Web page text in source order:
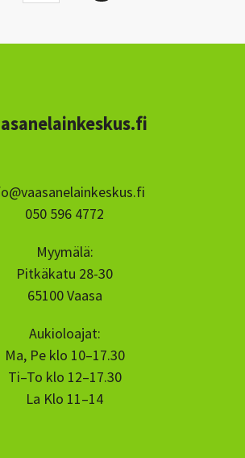
050 596 4772
Myymälä:
Pitkäkatu 28-30
65100 Vaasa
Aukioloajat:
Ma, Pe klo 10–17.30
Ti–To klo 12–17.30
La Klo 11–14